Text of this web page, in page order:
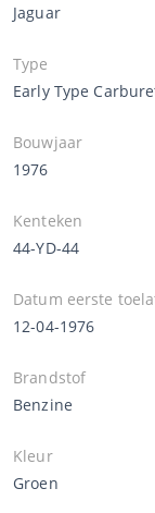
Jaguar
Type
Early Type
Bouwjaar
1976
Kenteken
44-YD-44
Datum eerste
12-04-1976
Brandstof
Benzine
Kleur
Groen